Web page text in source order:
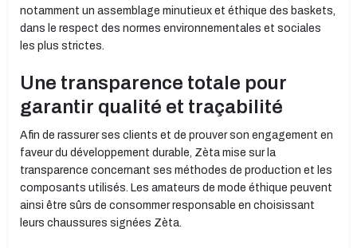
notamment un assemblage minutieux et éthique des baskets,
dans le respect des normes environnementales et sociales
les plus strictes.
Une transparence totale pour
garantir qualité et traçabilité
Afin de rassurer ses clients et de prouver son engagement en
faveur du développement durable, Zèta mise sur la
transparence concernant ses méthodes de production et les
composants utilisés. Les amateurs de mode éthique peuvent
ainsi être sûrs de consommer responsable en choisissant
leurs chaussures signées Zèta.